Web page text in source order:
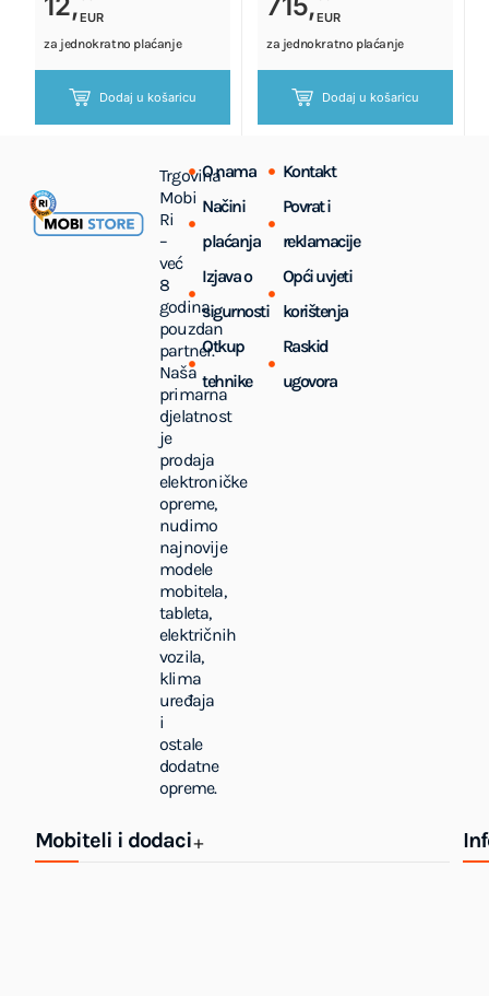
12,EUR
za jednokratno plaćanje
Dodaj u košaricu
715,EUR
za jednokratno plaćanje
Dodaj u košaricu
Trgovina
Mobi
Ri
–
već
8
godina
pouzdan
partner.
Naša
primarna
djelatnost
je
prodaja
elektroničke
opreme,
nudimo
najnovije
modele
mobitela,
tableta,
električnih
vozila,
klima
uređaja
i
ostale
dodatne
opreme.
O nama
Kontakt
Načini
plaćanja
Povrat i
reklamacije
Izjava o
sigurnosti
Opći uvjeti
korištenja
Otkup
tehnike
Raskid
ugovora
Mobiteli i dodaci+